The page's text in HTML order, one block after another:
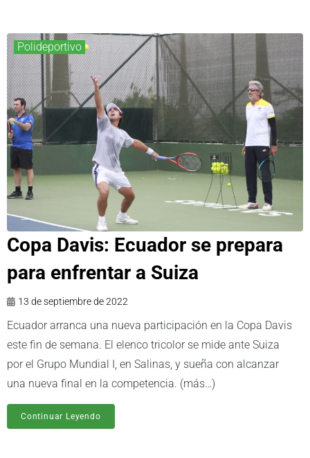
Polideportivo
Copa Davis: Ecuador se prepara
para enfrentar a Suiza
13 de septiembre de 2022
Ecuador arranca una nueva participación en la Copa Davis
este fin de semana. El elenco tricolor se mide ante Suiza
por el Grupo Mundial I, en Salinas, y sueña con alcanzar
una nueva final en la competencia. (más…)
Continuar Leyendo